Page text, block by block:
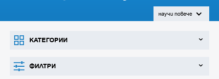
научи повече
изграждане на устойчиви бетонни
фибри за армиране на настилки,
втвърдител за бетон (посипка),
КАТЕГОРИИ
ФИЛТРИ